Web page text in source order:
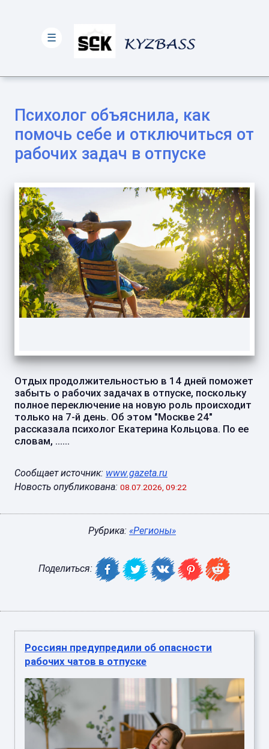
Психолог объяснила, как
помочь себе и отключиться от
рабочих задач в отпуске
Отдых продолжительностью в 14 дней поможет
забыть о рабочих задачах в отпуске, поскольку
полное переключение на новую роль происходит
только на 7-й день. Об этом "Москве 24"
рассказала психолог Екатерина Кольцова. По ее
словам, ......
Сообщает источник: www.gazeta.ru
Новость опубликована: 08.07.2026, 09:22
Рубрика: «Регионы»
Поделиться:
Россиян предупредили об опасности
рабочих чатов в отпуске
☰